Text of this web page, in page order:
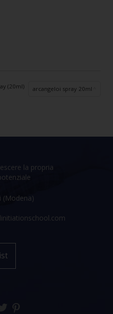
(20ml) arcangeloi spray 20ml
la propria
(Modena)